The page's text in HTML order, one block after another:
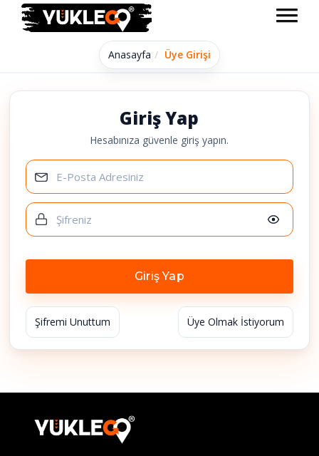
Anasayfa Üye Girişi
Giriş Yap
Hesabınıza güvenle giriş yapın.
Giriş Yap
Şifremi Unuttum Üye Olmak İstiyorum